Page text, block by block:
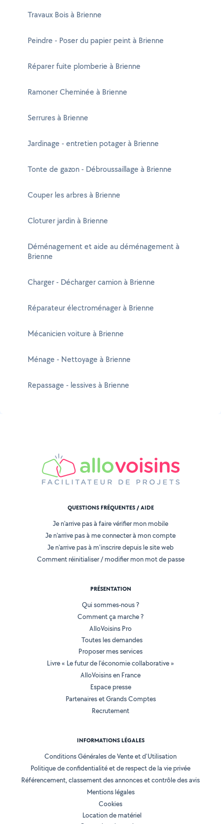
Travaux Bois à Brienne
Peindre - Poser du papier peint à Brienne
Réparer fuite plomberie à Brienne
Ramoner Cheminée à Brienne
Serrures à Brienne
Jardinage - entretien potager à Brienne
Tonte de gazon - Débroussaillage à Brienne
Couper les arbres à Brienne
Cloturer jardin à Brienne
Déménagement et aide au déménagement à
Brienne
Charger - Décharger camion à Brienne
Réparateur électroménager à Brienne
Mécanicien voiture à Brienne
Ménage - Nettoyage à Brienne
Repassage - lessives à Brienne
QUESTIONS FRÉQUENTES / AIDE
Je n'arrive pas à faire vérifier mon mobile
Je n'arrive pas à me connecter à mon compte
Je n'arrive pas à m'inscrire depuis le site web
Comment réinitialiser / modifier mon mot de passe
PRÉSENTATION
Qui sommes-nous ?
Comment ça marche ?
AlloVoisins Pro
Toutes les demandes
Proposer mes services
Livre « Le futur de l'économie collaborative »
AlloVoisins en France
Espace presse
Partenaires et Grands Comptes
Recrutement
INFORMATIONS LÉGALES
Conditions Générales de Vente et d'Utilisation
Politique de confidentialité et de respect de la vie privée
Référencement, classement des annonces et contrôle des avis
Mentions légales
Cookies
Location de matériel